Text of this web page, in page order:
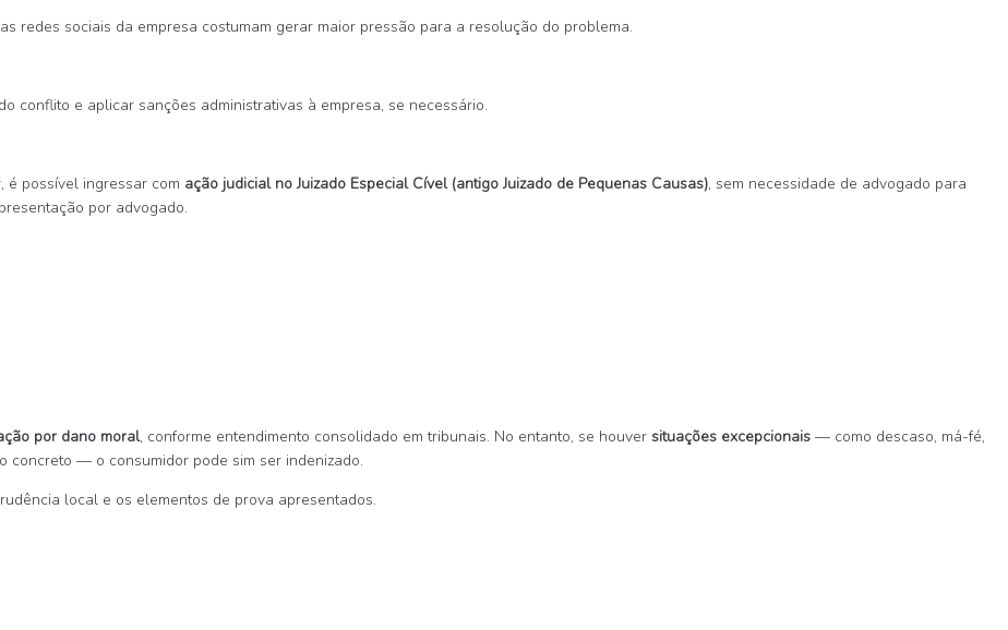
redes sociais da empresa costumam gerar maior pressão para a resolução do problema.
conflito e aplicar sanções administrativas à empresa, se necessário.
é possível ingressar com ação judicial no Juizado Especial Cível (antigo Juizado de Pequenas Causas), sem necessidade de advogado para
por advogado.
por dano moral, conforme entendimento consolidado em tribunais. No entanto, se houver situações excepcionais — como descaso, má-fé,
concreto — o consumidor pode sim ser indenizado.
local e os elementos de prova apresentados.